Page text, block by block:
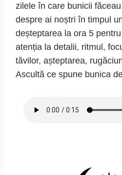
zilele în care bunicii
despre ai noștri în timpul
deșteptarea la ora 5
atenția la detalii, ritmul,
tăvilor, așteptarea,
Ascultă ce spune bunica